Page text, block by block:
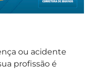
ou acidente
profissão é